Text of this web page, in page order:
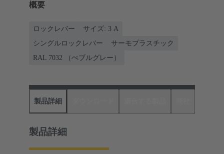
概要
ロックレバー
サイズ: 3 A
シングルロックレバー
サーモプラスチック
RAL 7032 （ぺブルグレー）
製品詳細
製品詳細